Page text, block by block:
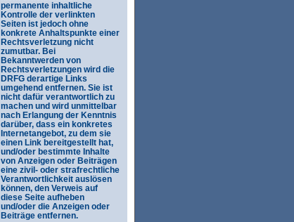
permanente inhaltliche
Kontrolle der verlinkten
Seiten ist jedoch ohne
konkrete Anhaltspunkte einer
Rechtsverletzung nicht
zumutbar. Bei
Bekanntwerden von
Rechtsverletzungen wird die
DRFG derartige Links
umgehend entfernen. Sie ist
nicht dafür verantwortlich zu
machen und wird unmittelbar
nach Erlangung der Kenntnis
darüber, dass ein konkretes
Internetangebot, zu dem sie
einen Link bereitgestellt hat,
und/oder bestimmte Inhalte
von Anzeigen oder Beiträgen
eine zivil- oder strafrechtliche
Verantwortlichkeit auslösen
können, den Verweis auf
diese Seite aufheben
und/oder die Anzeigen oder
Beiträge entfernen.